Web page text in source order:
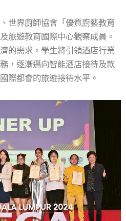
世界廚師協會「優質廚藝教育
旅遊教育國際中心觀察成員。
的需求，學生將引領酒店行業
，逐漸邁向智能酒店接待及款
際都會的旅遊接待水平。